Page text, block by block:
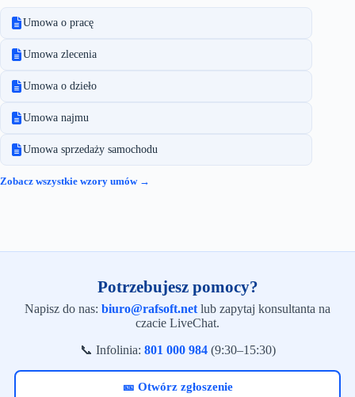
Umowa o pracę
Umowa zlecenia
Umowa o dzieło
Umowa najmu
Umowa sprzedaży samochodu
Zobacz wszystkie wzory umów →
Potrzebujesz pomocy?
Napisz do nas: biuro@rafsoft.net lub zapytaj konsultanta na
czacie LiveChat.
📞 Infolinia: 801 000 984(9:30–15:30)
🎫 Otwórz zgłoszenie